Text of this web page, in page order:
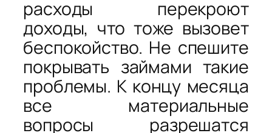
расходы перекроют
доходы, что тоже вызовет
беспокойство. Не спешите
покрывать займами такие
проблемы. К концу месяца
все материальные
вопросы разрешатся